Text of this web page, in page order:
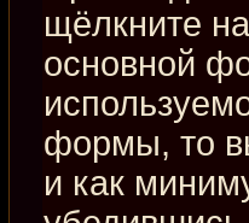
щёлкните
основной
формы, то
и как